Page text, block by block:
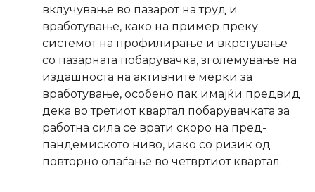
вклучување во пазарот на труд и
вработување, како на пример преку
системот на профилирање и вкрстување
со пазарната побарувачка, зголемување на
издашноста на активните мерки за
вработување, особено пак имајќи предвид
дека во третиот квартал побарувачката за
работна сила се врати скоро на пред-
пандемиското ниво, иако со ризик од
повторно опаѓање во четвртиот квартал.